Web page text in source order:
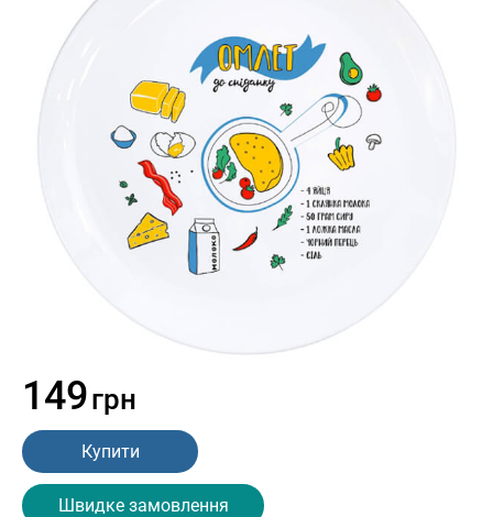
149грн
Купити
Швидке замовлення